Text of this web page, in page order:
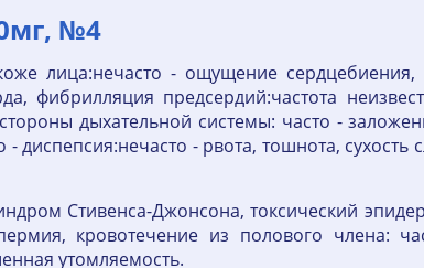
№4
лица:нечасто - ощущение сердцебиения,
фибрилляция предсердий:частота
дыхательной системы: часто -
- рвота, тошнота, сухость
Стивенса-Джонсона, токсический
кровотечение из полового члена:
утомляемость.